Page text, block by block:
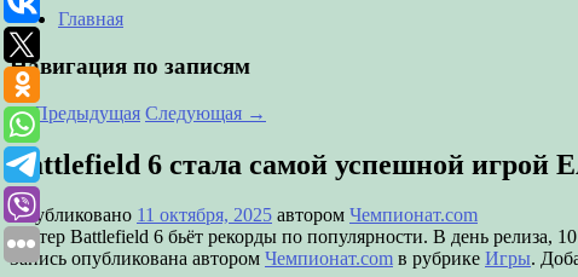
Главная
Навигация по записям
←Предыдущая Следующая →
Battlefield 6 стала самой успешной игрой
Опубликовано 11 октября, 2025 автором Чемпионат.com
Шутер Battlefield 6 бьёт рекорды по популярности. В день релиза,
Запись опубликована автором Чемпионат.com в рубрике Игры.